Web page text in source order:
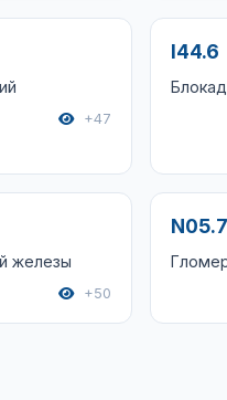
+47
I44.6
железы
+50
N05.7